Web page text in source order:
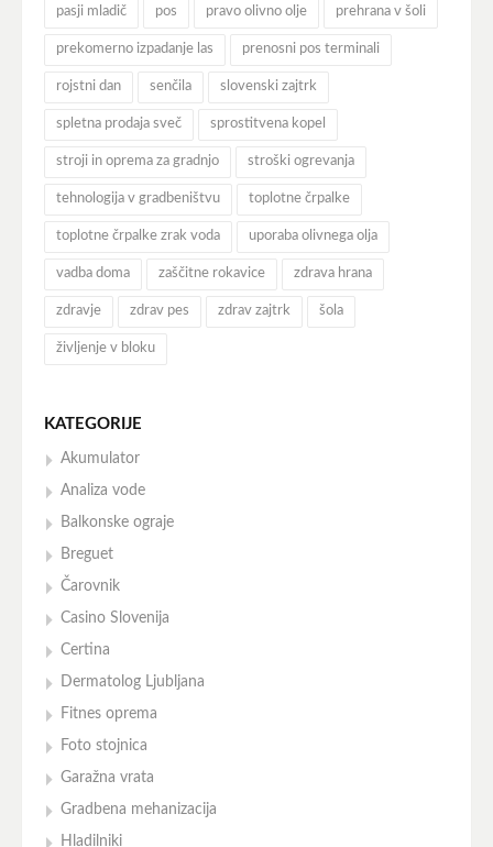
pasji mladič pos pravo olivno olje prehrana v šoli
prekomerno izpadanje las prenosni pos terminali
rojstni dan senčila slovenski zajtrk
spletna prodaja sveč sprostitvena kopel
stroji in oprema za gradnjo stroški ogrevanja
tehnologija v gradbeništvu toplotne črpalke
toplotne črpalke zrak voda uporaba olivnega olja
vadba doma zaščitne rokavice zdrava hrana
zdravje zdrav pes zdrav zajtrk šola
življenje v bloku
KATEGORIJE
Akumulator
Analiza vode
Balkonske ograje
Breguet
Čarovnik
Casino Slovenija
Certina
Dermatolog Ljubljana
Fitnes oprema
Foto stojnica
Garažna vrata
Gradbena mehanizacija
Hladilniki